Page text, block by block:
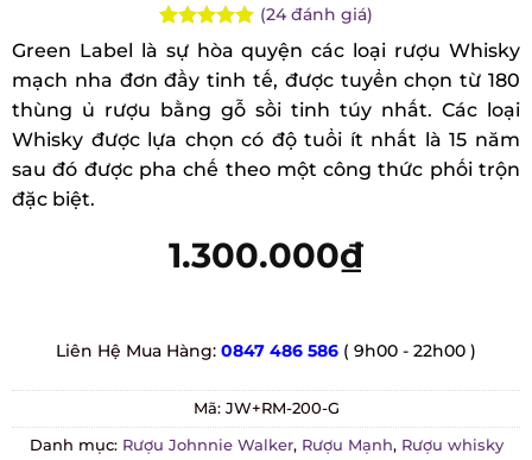
Rated4.92
out of 5
based on
24
customer
ratings
(24đánh giá)
Green Label là sự hòa quyện các loại rượu Whisky
mạch nha đơn đầy tinh tế, được tuyển chọn từ 180
thùng ủ rượu bằng gỗ sồi tinh túy nhất. Các loại
Whisky được lựa chọn có độ tuổi ít nhất là 15 năm
sau đó được pha chế theo một công thức phối trộn
đặc biệt.
1.300.000₫
Liên Hệ Mua Hàng: 0847 486 586 ( 9h00 - 22h00 )
Mã: JW+RM-200-G
Danh mục: Rượu Johnnie Walker, Rượu Mạnh, Rượu whisky